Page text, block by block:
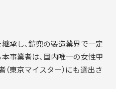
承し、鎧兜の製造業界で一定
事業者は、国内唯一の女性甲
東京マイスター）にも選出さ